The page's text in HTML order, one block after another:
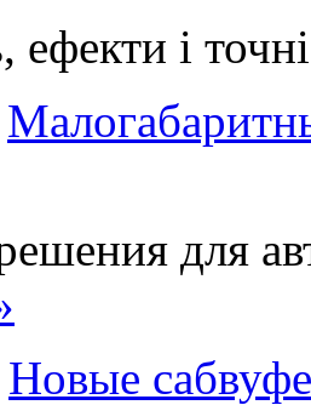
ефекти і
для
Новые